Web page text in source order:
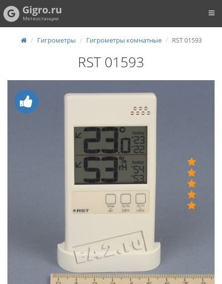
Gigro.ru
Метеостанции
Гигрометры Гигрометры комнатные RST 01593
RST 01593